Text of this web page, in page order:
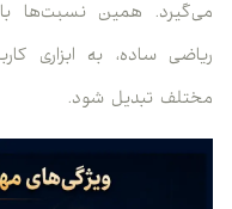
می‌گیرد. همین نسبت‌ها
ریاضی ساده، به ابزاری
مختلف تبدیل شود.